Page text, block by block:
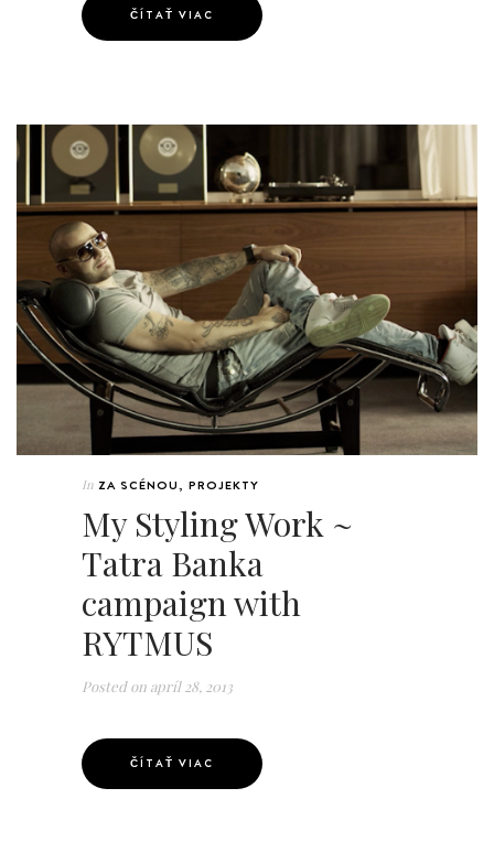
ČÍTAŤ VIAC
In ZA SCÉNOU, PROJEKTY
My Styling Work ~
Tatra Banka
campaign with
RYTMUS
Posted on apríl 28, 2013
ČÍTAŤ VIAC